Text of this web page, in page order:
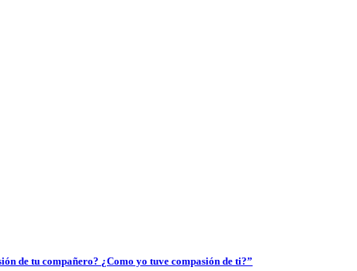
de tu compañero? ¿Como yo tuve compasión de ti?”